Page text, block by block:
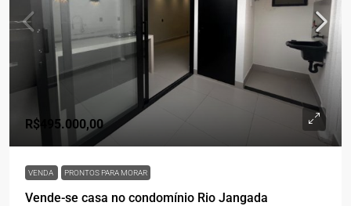
R$495.000,00
VENDA PRONTOS PARA MORAR
Vende-se casa no condomínio Rio Jangada